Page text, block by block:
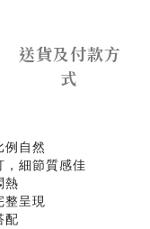
送貨及付款方
式
例自然
，細節質感佳
熱
整呈現
配